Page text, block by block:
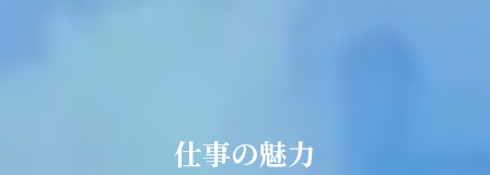
仕事の魅力